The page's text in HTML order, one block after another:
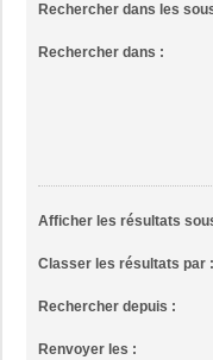
Rechercher dans les
Rechercher dans :
Afficher les résultats
Classer les résultats par :
Rechercher depuis :
Renvoyer les :